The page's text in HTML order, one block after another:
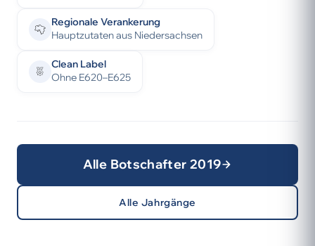
Regionale Verankerung
Hauptzutaten aus Niedersachsen
Clean Label
Ohne E620–E625
Alle Botschafter 2019
Alle Jahrgänge